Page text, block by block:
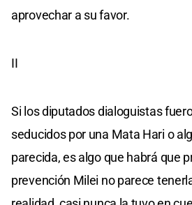
aprovechar a su favor.
II
Si los diputados dialoguistas
seducidos por una Mata Hari o
parecida, es algo que habrá que
prevención Milei no parece